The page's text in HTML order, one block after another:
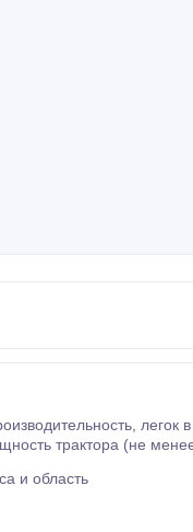
и область